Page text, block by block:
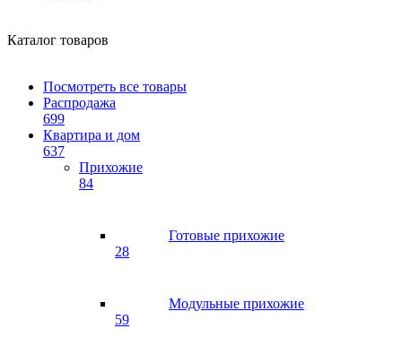
Каталог товаров
Посмотреть все товары
Распродажа
699
Квартира и дом
637
Прихожие
84
Готовые прихожие
28
Модульные прихожие
59